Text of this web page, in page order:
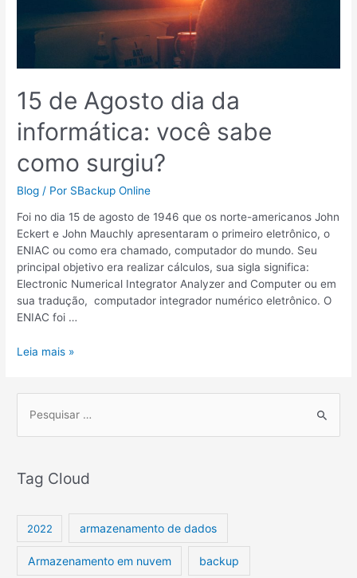
15 de Agosto dia da
informática: você sabe
como surgiu?
Blog / Por SBackup Online
Foi no dia 15 de agosto de 1946 que os norte-americanos John
Eckert e John Mauchly apresentaram o primeiro eletrônico, o
ENIAC ou como era chamado, computador do mundo. Seu
principal objetivo era realizar cálculos, sua sigla significa:
Electronic Numerical Integrator Analyzer and Computer ou em
sua tradução, computador integrador numérico eletrônico. O
ENIAC foi …
Leia mais »
e
q
s
Tag Cloud
2022 armazenamento de dados
Armazenamento em nuvem backup